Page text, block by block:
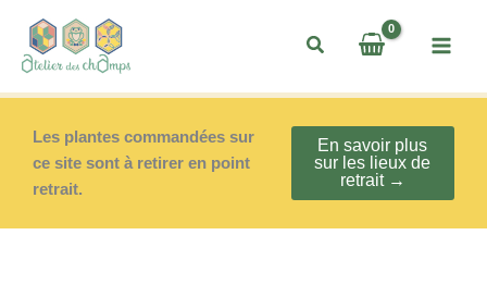
contenu
Les plantes commandées sur
ce site sont à retirer en point
retrait.
En savoir plus
sur les lieux de
retrait →